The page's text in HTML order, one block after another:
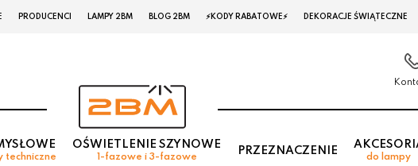
PRODUCENCI LAMPY 2BM BLOG 2BM ⚡KODY RABATOWE⚡ DEKORACJE ŚWIĄTECZNE
techniczne
OŚWIETLENIE SZYNOWE
1-fazowe i 3-fazowe
PRZEZNACZENIE
do lampy